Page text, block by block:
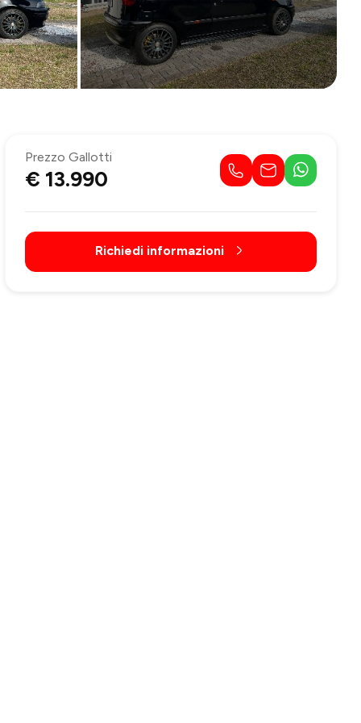
Prezzo Gallotti
€ 13.990
Richiedi informazioni